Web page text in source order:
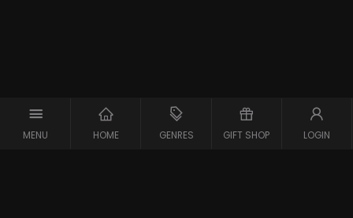
MENU HOME GENRES GIFT SHOP LOGIN